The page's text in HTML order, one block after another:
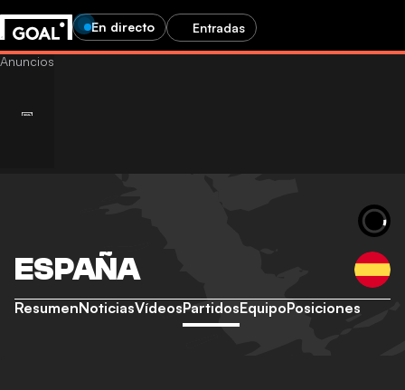
En directo Entradas
ESPAÑA
ResumenNoticiasVídeosPartidosEquipoPosiciones